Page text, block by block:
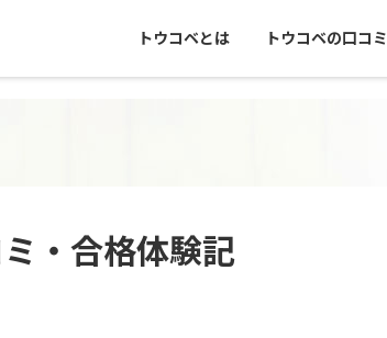
トウコベとは トウコベの口コミ
・合格体験記